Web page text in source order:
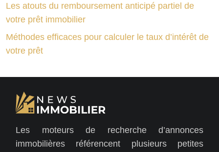
Les atouts du remboursement anticipé partiel de
votre prêt immobilier
Méthodes efficaces pour calculer le taux d’intérêt de
votre prêt
Les moteurs de recherche d’annonces
immobilières référencent plusieurs petites